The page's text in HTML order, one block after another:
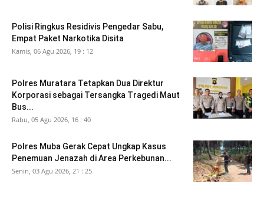
Polisi Ringkus Residivis Pengedar Sabu,
Empat Paket Narkotika Disita
Kamis, 06 Agu 2026, 19 : 12
Polres Muratara Tetapkan Dua Direktur
Korporasi sebagai Tersangka Tragedi Maut
Bus...
Rabu, 05 Agu 2026, 16 : 40
Polres Muba Gerak Cepat Ungkap Kasus
Penemuan Jenazah di Area Perkebunan...
Senin, 03 Agu 2026, 21 : 25